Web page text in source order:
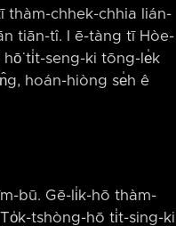
thàm-chhek-chhia lián-
tiān-tî. I ē-tàng tī Hòe-
hō͘ ti̍t-seng-ki tōng-le̍k
hoán-hiòng se̍h ê
bū. Gē-li̍k-hō thàm-
tshòng-hō ti̍t-sing-ki